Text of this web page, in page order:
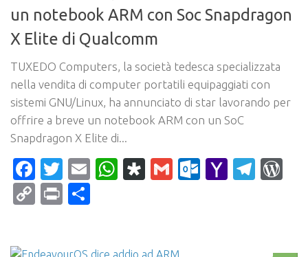
un notebook ARM con Soc Snapdragon
X Elite di Qualcomm
TUXEDO Computers, la società tedesca specializzata
nella vendita di computer portatili equipaggiati con
sistemi GNU/Linux, ha annunciato di star lavorando per
offrire a breve un notebook ARM con un SoC
Snapdragon X Elite di...
Facebook
Twitter
EmailWhatsApp
Diaspora
Gmail Yahoo
CopyPrint